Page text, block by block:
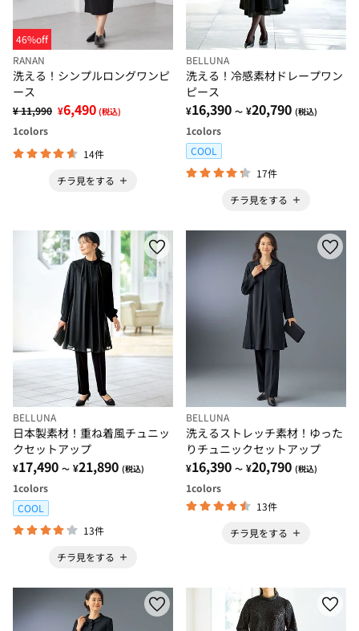
46%off
RANAN
洗える！シンプルロングワンピ
ース
¥ 11,990 ¥6,490 (税込)
1colors
14件
チラ見をする
BELLUNA
洗える！冷感素材ドレープワン
ピース
¥16,390 ～ ¥20,790 (税込)
1colors
COOL
17件
チラ見をする
BELLUNA
日本製素材！重ね着風チュニッ
クセットアップ
¥17,490 ～ ¥21,890 (税込)
1colors
COOL
13件
チラ見をする
BELLUNA
洗えるストレッチ素材！ゆった
りチュニックセットアップ
¥16,390 ～ ¥20,790 (税込)
1colors
13件
チラ見をする